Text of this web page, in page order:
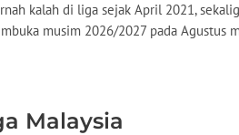
kalah di liga sejak April 2021,
musim 2026/2027 pada Agustus
Malaysia